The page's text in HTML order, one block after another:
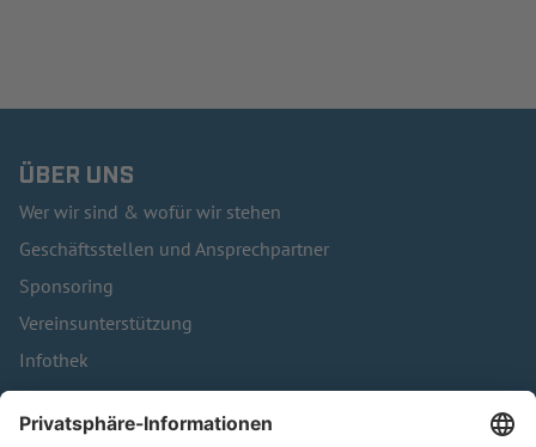
ÜBER UNS
Wer wir sind & wofür wir stehen
Geschäftsstellen und Ansprechpartner
Sponsoring
Vereinsunterstützung
Infothek
Kontakt